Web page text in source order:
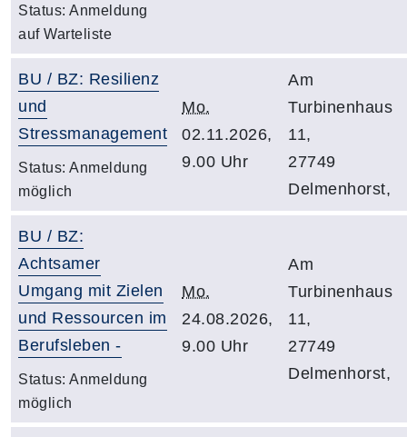
Status: Anmeldung
auf Warteliste
BU / BZ: Resilienz
und
Stressmanagement
Status: Anmeldung
möglich
Mo.
02.11.2026,
9.00 Uhr
Am
Turbinenhaus
11,
27749
Delmenhorst,
BU / BZ:
Achtsamer
Umgang mit Zielen
und Ressourcen im
Berufsleben -
Status: Anmeldung
möglich
Mo.
24.08.2026,
9.00 Uhr
Am
Turbinenhaus
11,
27749
Delmenhorst,